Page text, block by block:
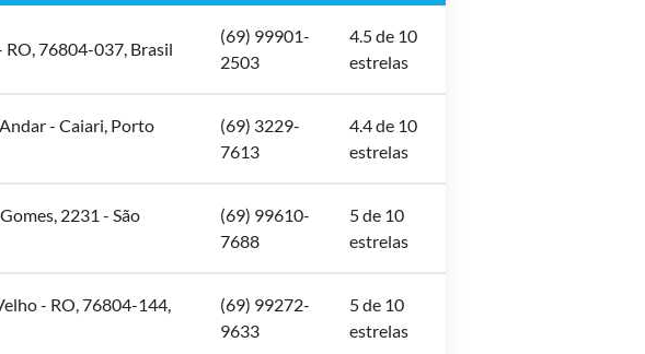
RO, 76804-037, Brasil
(69) 99901-
2503
4.5 de 10
estrelas
- Caiari, Porto
(69) 3229-
7613
4.4 de 10
estrelas
2231 - São
(69) 99610-
7688
5 de 10
estrelas
- RO, 76804-144,
(69) 99272-
9633
5 de 10
estrelas